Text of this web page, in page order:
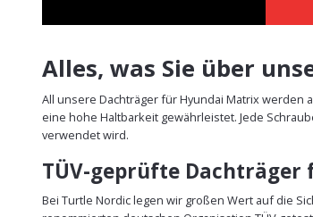
Alles, was Sie über
All unsere Dachträger für Hyundai Matrix
eine hohe Haltbarkeit gewährleistet. Jede
verwendet wird.
TÜV-geprüfte Dachträger
Bei Turtle Nordic legen wir großen Wert auf die